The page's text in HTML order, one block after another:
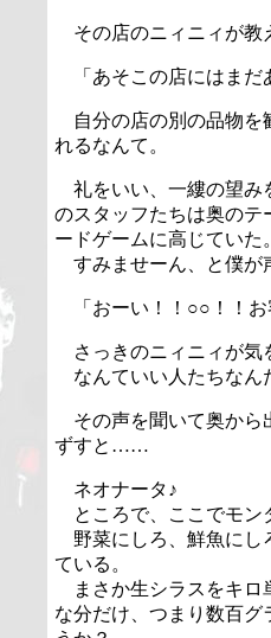
その店のニィニィが教
「あそこの店にはまだ
自分の店の別の品物を
れるなんて。
礼をいい、一縷の望み
のスタッフたちは奥のテ
ードゲームに高じていた
すみませーん、と僕
「おーい！！○○！！お
さっきのニィニィが気
なんていい人たちな
その声を聞いて奥から
ずすと……
ネオナータ♪
ところで、ここでモン
野菜にしろ、鮮魚にし
ている。
まさか生シラスをキロ
な分だけ、つまり数百